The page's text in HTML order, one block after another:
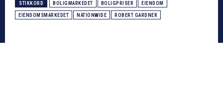
STIKKORD BOLIGMARKEDET BOLIGPRISER EIENDOM
EIENDOMSMARKEDET NATIONWIDE ROBERT GARDNER